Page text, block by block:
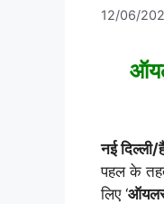
12/06/
नई दिल्ली/
पहल के
लिए ‘